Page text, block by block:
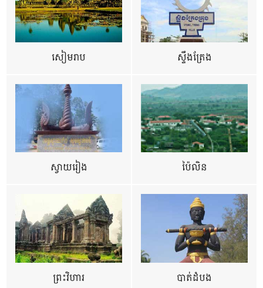
សៀមរាប ស្ទឹងត្រែង
ស្វាយរៀង ប៉ៃលិន
ព្រះវិហារ បាត់ដំបង